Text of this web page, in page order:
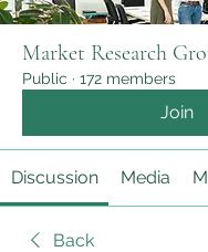
Market Research
Public · 172 members
Join
Discussion Media
Back